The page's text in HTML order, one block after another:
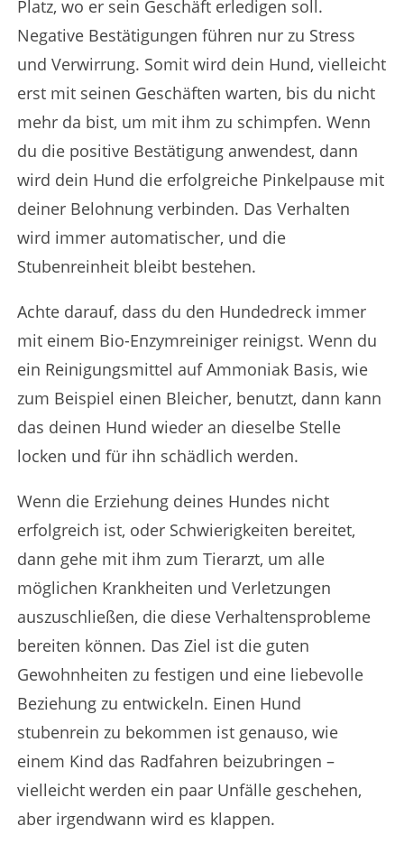
Platz, wo er sein Geschäft erledigen soll.
Negative Bestätigungen führen nur zu Stress
und Verwirrung. Somit wird dein Hund, vielleicht
erst mit seinen Geschäften warten, bis du nicht
mehr da bist, um mit ihm zu schimpfen. Wenn
du die positive Bestätigung anwendest, dann
wird dein Hund die erfolgreiche Pinkelpause mit
deiner Belohnung verbinden. Das Verhalten
wird immer automatischer, und die
Stubenreinheit bleibt bestehen.
Achte darauf, dass du den Hundedreck immer
mit einem Bio-Enzymreiniger reinigst. Wenn du
ein Reinigungsmittel auf Ammoniak Basis, wie
zum Beispiel einen Bleicher, benutzt, dann kann
das deinen Hund wieder an dieselbe Stelle
locken und für ihn schädlich werden.
Wenn die Erziehung deines Hundes nicht
erfolgreich ist, oder Schwierigkeiten bereitet,
dann gehe mit ihm zum Tierarzt, um alle
möglichen Krankheiten und Verletzungen
auszuschließen, die diese Verhaltensprobleme
bereiten können. Das Ziel ist die guten
Gewohnheiten zu festigen und eine liebevolle
Beziehung zu entwickeln. Einen Hund
stubenrein zu bekommen ist genauso, wie
einem Kind das Radfahren beizubringen –
vielleicht werden ein paar Unfälle geschehen,
aber irgendwann wird es klappen.